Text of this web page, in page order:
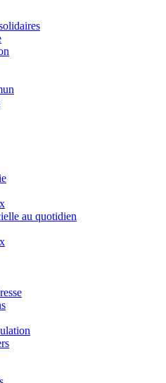
au quotidien